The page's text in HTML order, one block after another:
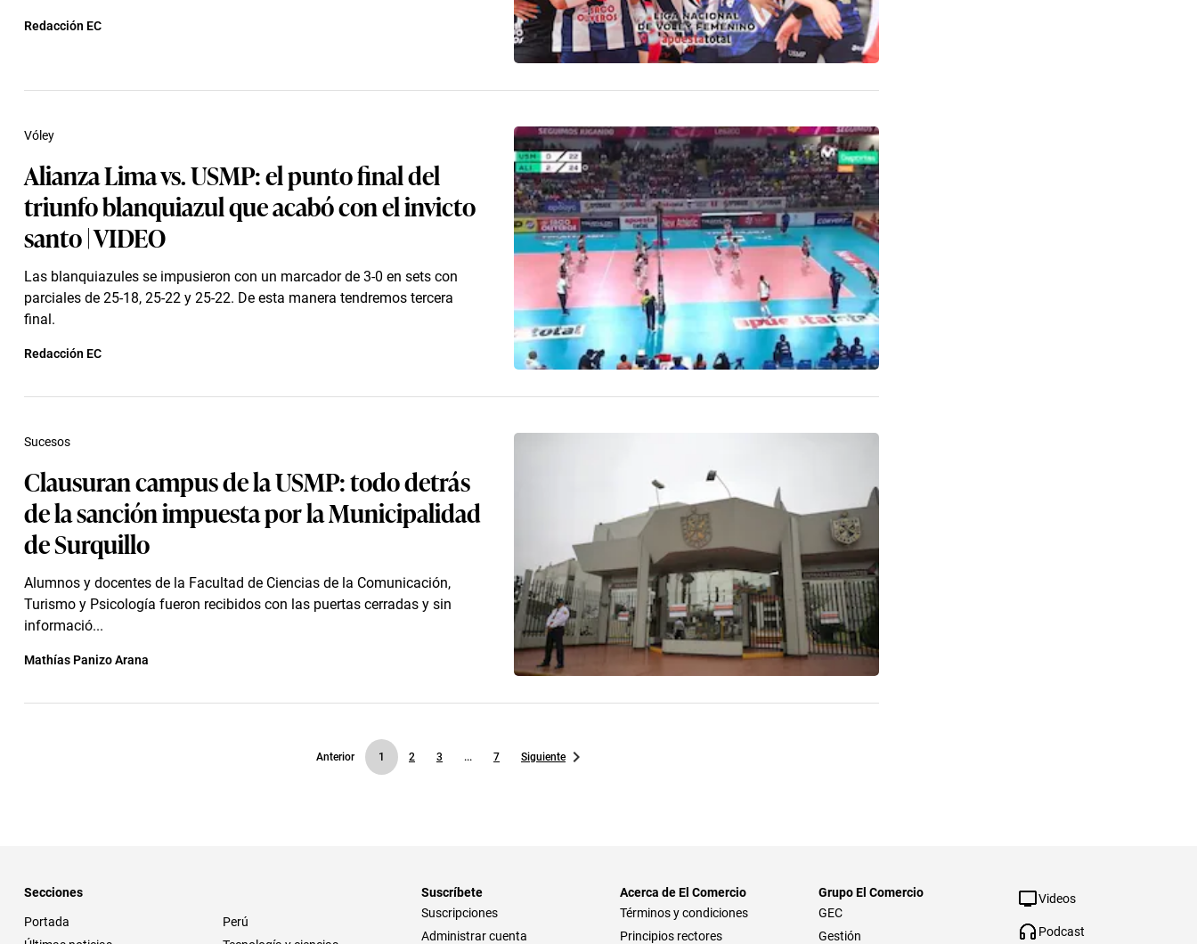
Redacción EC
Alianza Lima vs. USMP: el punto final del
triunfo blanquiazul que acabó con el invicto
santo | VIDEO
Las blanquiazules se impusieron con un marcador de 3-0 en sets con
parciales de 25-18, 25-22 y 25-22. De esta manera tendremos tercera
final.
Vóley
Redacción EC
Clausuran campus de la USMP: todo detrás
de la sanción impuesta por la Municipalidad
de Surquillo
Alumnos y docentes de la Facultad de Ciencias de la Comunicación,
Turismo y Psicología fueron recibidos con las puertas cerradas y sin
informació...
Sucesos
Mathías Panizo Arana
Anterior 1 2 3 ... 7 Siguiente
Secciones
Portada
Perú
Suscríbete
Suscripciones
Administrar cuenta
Acerca de El Comercio
Términos y condiciones
Principios rectores
Grupo El Comercio
GEC
Gestión
Videos
Podcast